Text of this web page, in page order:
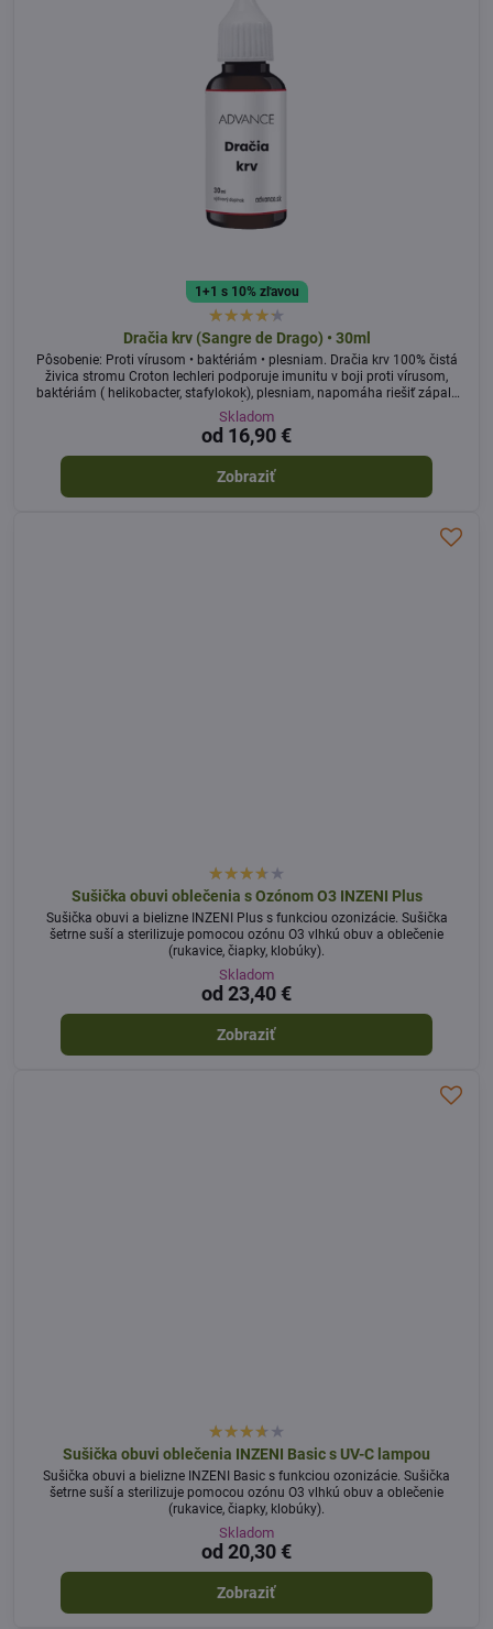
1+1 s 10% zľavou
Dračia krv (Sangre de Drago) • 30ml
Pôsobenie: Proti vírusom • baktériám • plesniam. Dračia krv 100% čistá
živica stromu Croton lechleri podporuje imunitu v boji proti vírusom,
baktériám ( helikobacter, stafylokok), plesniam, napomáha riešiť zápaly
tráviaceho traktu, kĺby, ústnu dutinu, afty
Skladom
od 16,90 €
Zobraziť
Sušička obuvi oblečenia s Ozónom O3 INZENI Plus
Sušička obuvi a bielizne INZENI Plus s funkciou ozonizácie. Sušička
šetrne suší a sterilizuje pomocou ozónu O3 vlhkú obuv a oblečenie
(rukavice, čiapky, klobúky).
Skladom
od 23,40 €
Zobraziť
Sušička obuvi oblečenia INZENI Basic s UV-C lampou
Sušička obuvi a bielizne INZENI Basic s funkciou ozonizácie. Sušička
šetrne suší a sterilizuje pomocou ozónu O3 vlhkú obuv a oblečenie
(rukavice, čiapky, klobúky).
Skladom
od 20,30 €
Zobraziť